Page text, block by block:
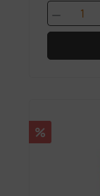
Rabatt
%